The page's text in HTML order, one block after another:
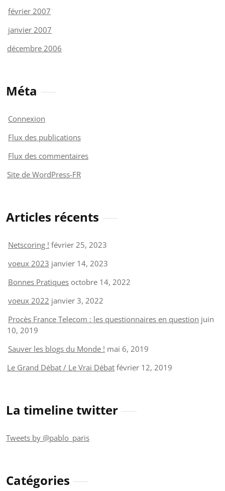
février 2007
janvier 2007
décembre 2006
Méta
Connexion
Flux des publications
Flux des commentaires
Site de WordPress-FR
Articles récents
Netscoring ! février 25, 2023
voeux 2023 janvier 14, 2023
Bonnes Pratiques octobre 14, 2022
voeux 2022 janvier 3, 2022
Procès France Telecom : les questionnaires en question juin
10, 2019
Sauver les blogs du Monde ! mai 6, 2019
Le Grand Débat / Le Vrai Débat février 12, 2019
La timeline twitter
Tweets by @pablo_paris
Catégories